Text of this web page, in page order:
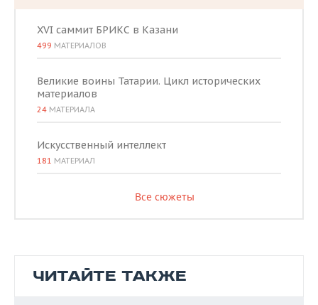
XVI саммит БРИКС в Казани
499 МАТЕРИАЛОВ
Великие воины Татарии. Цикл исторических
материалов
24 МАТЕРИАЛА
Искусственный интеллект
181 МАТЕРИАЛ
Все сюжеты
ЧИТАЙТЕ ТАКЖЕ